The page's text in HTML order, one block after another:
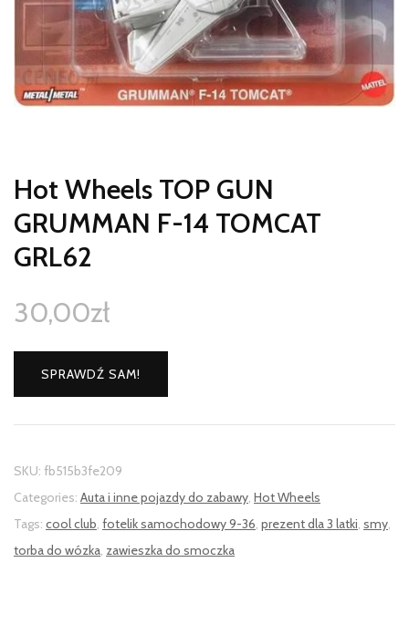
Hot Wheels TOP GUN
GRUMMAN F-14 TOMCAT
GRL62
30,00zł
SPRAWDŹ SAM!
SKU: fb515b3fe209
Categories: Auta i inne pojazdy do zabawy, Hot Wheels
Tags: cool club, fotelik samochodowy 9-36, prezent dla 3 latki, smy,
torba do wózka, zawieszka do smoczka